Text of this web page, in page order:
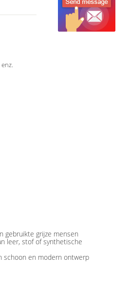
gebruikte grijze mensen
leer, stof of synthetische
schoon en modern ontwerp